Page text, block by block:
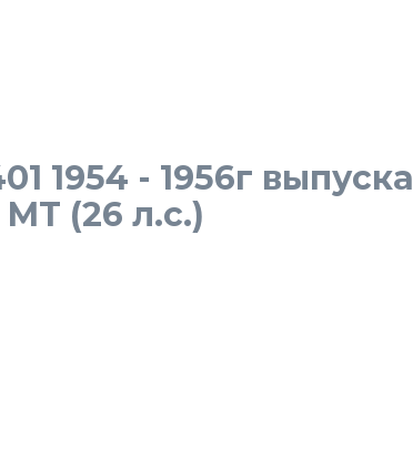
1954 - 1956г выпуска
(26 л.с.)